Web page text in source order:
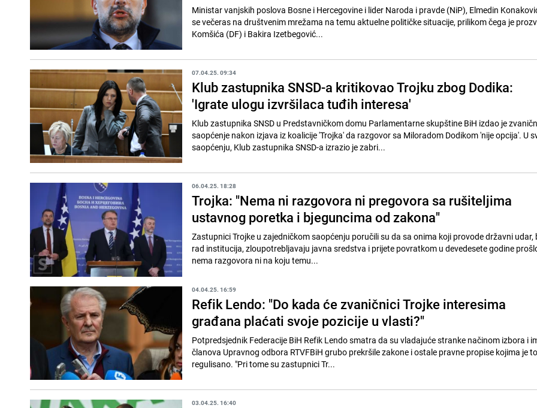
Ministar vanjskih poslova Bosne i Hercegovine i lider Naroda i pravde (NiP), Elmedin
se večeras na društvenim mrežama na temu aktuelne političke situacije, prilikom čega je
Komšića (DF) i Bakira Izetbegović...
07.04.25. 09:34
Klub zastupnika SNSD-a kritikovao Trojku zbog Dodika:
'Igrate ulogu izvršilaca tuđih interesa'
Klub zastupnika SNSD u Predstavničkom domu Parlamentarne skupštine BiH izdao je
saopćenje nakon izjava iz koalicije 'Trojka' da razgovor sa Miloradom Dodikom 'nije opcija'. U
saopćenju, Klub zastupnika SNSD-a izrazio je zabri...
06.04.25. 18:28
Trojka: "Nema ni razgovora ni pregovora sa rušiteljima
ustavnog poretka i bjeguncima od zakona"
Zastupnici Trojke u zajedničkom saopćenju poručili su da sa onima koji provode državni udar,
rad institucija, zloupotrebljavaju javna sredstva i prijete povratkom u devedesete godine
nema razgovora ni na koju temu...
04.04.25. 16:59
Refik Lendo: "Do kada će zvaničnici Trojke interesima
građana plaćati svoje pozicije u vlasti?"
Potpredsjednik Federacije BiH Refik Lendo smatra da su vladajuće stranke načinom izbora i
članova Upravnog odbora RTVFBiH grubo prekršile zakone i ostale pravne propise kojima je
regulisano. "Pri tome su zastupnici Tr...
03.04.25. 16:40